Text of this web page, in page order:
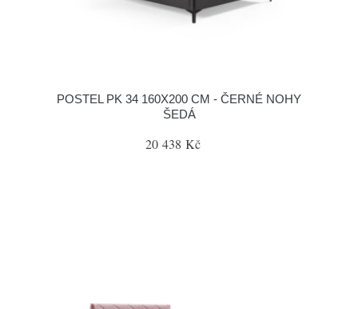
POSTEL PK 34 160X200 CM - ČERNÉ NOHY
ŠEDÁ
20 438 Kč